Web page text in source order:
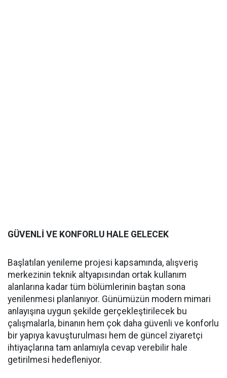
GÜVENLİ VE KONFORLU HALE GELECEK
Başlatılan yenileme projesi kapsamında, alışveriş
merkezinin teknik altyapısından ortak kullanım
alanlarına kadar tüm bölümlerinin baştan sona
yenilenmesi planlanıyor. Günümüzün modern mimari
anlayışına uygun şekilde gerçekleştirilecek bu
çalışmalarla, binanın hem çok daha güvenli ve konforlu
bir yapıya kavuşturulması hem de güncel ziyaretçi
ihtiyaçlarına tam anlamıyla cevap verebilir hale
getirilmesi hedefleniyor.